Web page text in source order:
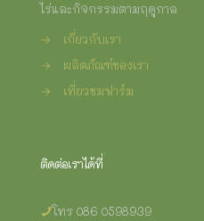
ไร่และกิจกรรมตามฤดูกาล
→
เกี่ยวกับเรา
→
ผลิตภัณฑ์ของเรา
→
เที่ยวชมฟาร์ม
ติดต่อเราได้ที่
โทร 086 0598939